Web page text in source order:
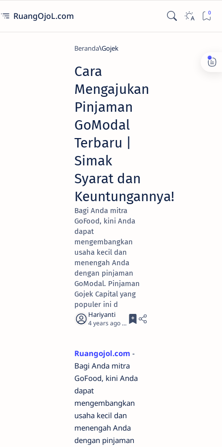
RuangOjoL.com
Beranda Gojek
Cara
Mengajukan
Pinjaman
GoModal
Terbaru |
Simak
Syarat dan
Keuntungannya!
Bagi Anda mitra
GoFood, kini Anda
dapat
mengembangkan
usaha kecil dan
menengah Anda
dengan pinjaman
GoModal. Pinjaman
Gojek Capital yang
populer ini d
4 years ago 4
Ruangojol.com -
Bagi Anda mitra
GoFood, kini Anda
dapat
mengembangkan
usaha kecil dan
menengah Anda
dengan pinjaman